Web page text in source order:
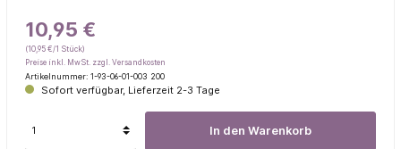
10,95 €
(10,95 €/1 Stück)
Preise inkl. MwSt. zzgl. Versandkosten
Artikelnummer: 1-93-06-01-003 200
Sofort verfügbar, Lieferzeit 2-3 Tage
In den Warenkorb